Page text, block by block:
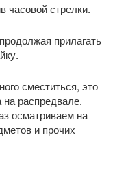
часовой стрелки.
прилагать
сместиться, это
распредвале.
осматриваем на
и прочих